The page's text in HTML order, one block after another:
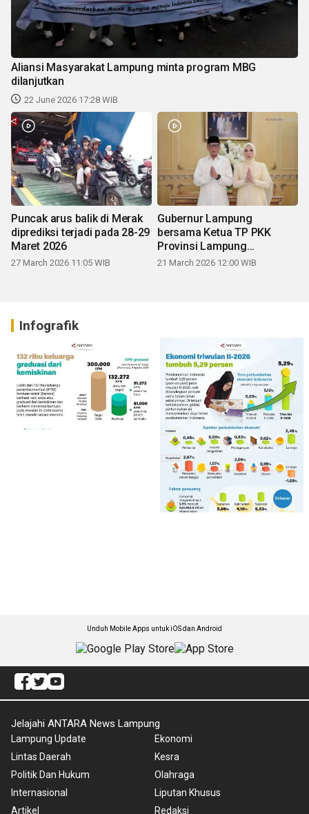
Aliansi Masyarakat Lampung minta program MBG
dilanjutkan
22 June 2026 17:28 WIB
Puncak arus balik di Merak
diprediksi terjadi pada 28-29
Maret 2026
27 March 2026 11:05 WIB
Gubernur Lampung
bersama Ketua TP PKK
Provinsi Lampung
mengucapkan Selamat Hari
21 March 2026 12:00 WIB
Infografik
Unduh Mobile Apps untuk iOS dan Android
Jelajahi ANTARA News Lampung
Lampung Update
Lintas Daerah
Politik Dan Hukum
Internasional
Artikel
Ekonomi
Kesra
Olahraga
Liputan Khusus
Redaksi